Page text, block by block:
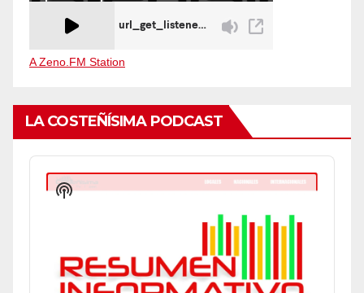
A Zeno.FM Station
LA COSTEÑÍSIMA PODCAST
Audio
Player
Show
Podcast